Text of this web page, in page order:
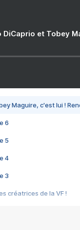
DiCaprio et Tobey
Maguire, c'est lui !
6
5
4
3
créatrices de la VF !